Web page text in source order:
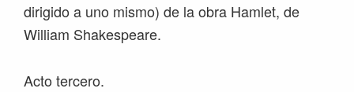
dirigido a uno mismo) de la obra Hamlet, de
William Shakespeare.
Acto tercero.